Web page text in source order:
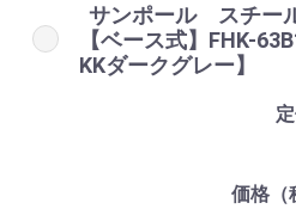
サンポール スチー
【ベース式】FHK-
KKダークグレー】
価格（